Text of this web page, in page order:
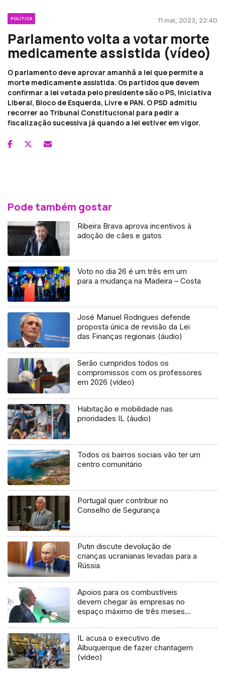
POLÍTICA 11 mai, 2023, 22:40
Parlamento volta a votar morte
medicamente assistida (vídeo)
O parlamento deve aprovar amanhã a lei que permite a
morte medicamente assistida. Os partidos que devem
confirmar a lei vetada pelo presidente são o PS, Iniciativa
Liberal, Bloco de Esquerda, Livre e PAN. O PSD admitiu
recorrer ao Tribunal Constitucional para pedir a
fiscalização sucessiva já quando a lei estiver em vigor.
Pode também gostar
Ribeira Brava aprova incentivos à
adoção de cães e gatos
Voto no dia 26 é um três em um
para a mudança na Madeira – Costa
José Manuel Rodrigues defende
proposta única de revisão da Lei
das Finanças regionais (áudio)
Serão cumpridos todos os
compromissos com os professores
em 2026 (vídeo)
Habitação e mobilidade nas
prioridades IL (áudio)
Todos os bairros sociais vão ter um
centro comunitário
Portugal quer contribuir no
Conselho de Segurança
Putin discute devolução de
crianças ucranianas levadas para a
Rússia
Apoios para os combustíveis
devem chegar às empresas no
espaço máximo de três meses
IL acusa o executivo de
Albuquerque de fazer chantagem
(vídeo)